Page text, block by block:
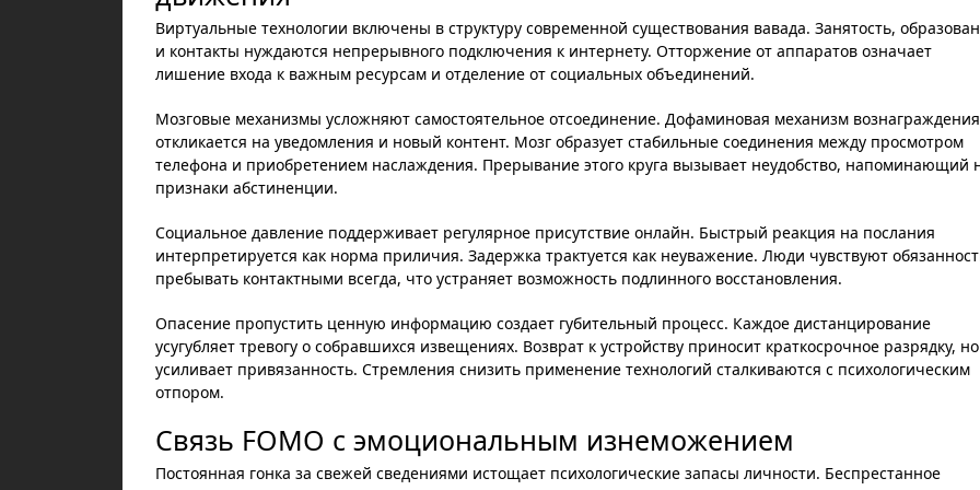
Виртуальные технологии включены в структуру современной существования вавада. Занятость,
и контакты нуждаются непрерывного подключения к интернету. Отторжение от аппаратов означает
лишение входа к важным ресурсам и отделение от социальных объединений.
Мозговые механизмы усложняют самостоятельное отсоединение. Дофаминовая механизм вознаграждения
откликается на уведомления и новый контент. Мозг образует стабильные соединения между просмотром
телефона и приобретением наслаждения. Прерывание этого круга вызывает неудобство, напоминающий
признаки абстиненции.
Социальное давление поддерживает регулярное присутствие онлайн. Быстрый реакция на послания
интерпретируется как норма приличия. Задержка трактуется как неуважение. Люди чувствуют
пребывать контактными всегда, что устраняет возможность подлинного восстановления.
Опасение пропустить ценную информацию создает губительный процесс. Каждое дистанцирование
усугубляет тревогу о собравшихся извещениях. Возврат к устройству приносит краткосрочное разрядку, но
усиливает привязанность. Стремления снизить применение технологий сталкиваются с психологическим
отпором.
Связь FOMO с эмоциональным изнеможением
Постоянная гонка за свежей сведениями истощает психологические запасы личности. Беспрестанное